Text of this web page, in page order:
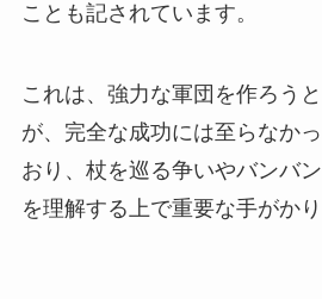
ことも記されています。
これは、強力な軍団を作ろう
が、完全な成功には至らなか
おり、杖を巡る争いやバンバ
を理解する上で重要な手がかり